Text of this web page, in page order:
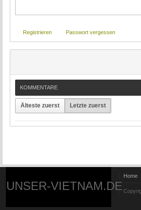
Registrieren Passwort vergessen
KOMMENTARE
Älteste zuerst Letzte zuerst
UNSER-VIETNAM.DE
Home